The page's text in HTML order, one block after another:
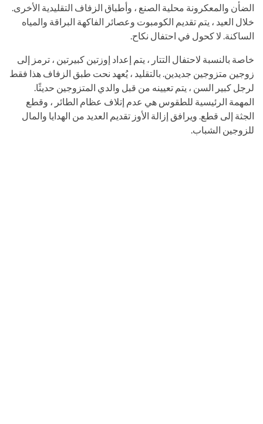
الضأن والمعكرونة محلية الصنع ، وأطباق الزفاف التقليدية الأخرى.
خلال العيد ، يتم تقديم الكومبوت وعصائر الفاكهة البراقة والمياه
الساكنة. لا كحول في احتفال نكاح.
خاصة بالنسبة لاحتفال التتار ، يتم إعداد إوزتين كبيرتين ، ترمز إلى
زوجين متزوجين جديدين. بالتقليد ، يُعهد نحت طبق الزفاف هذا فقط
لرجل كبير السن ، يتم تعيينه من قبل والدي المتزوجين حديثًا.
المهمة الرئيسية للطقوس هي عدم إتلاف عظام الطائر ، وقطع
الجثة إلى قطع. ويرافق إزالة الأوز تقديم العديد من الهدايا والمال
للزوجين الشباب.